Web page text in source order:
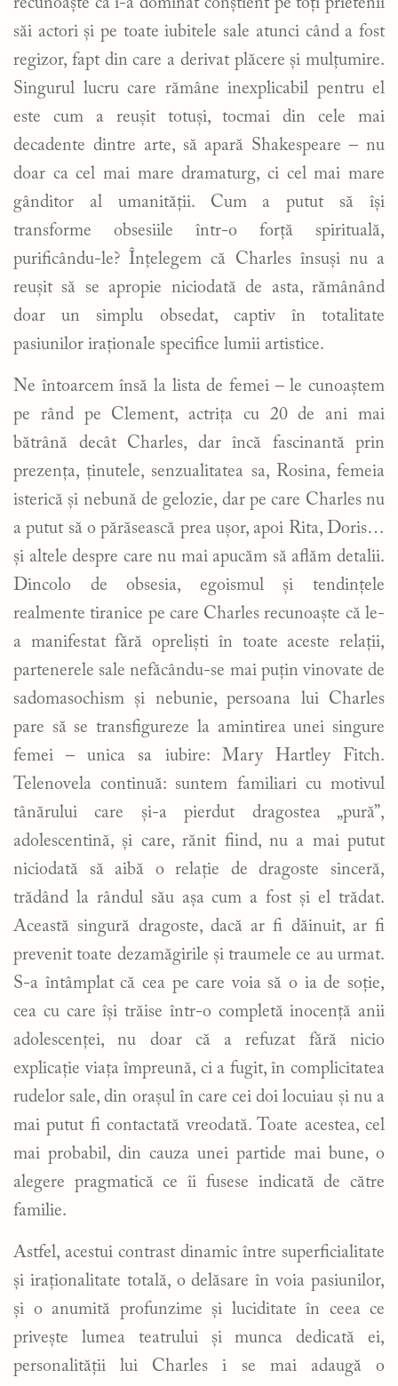
recunoaște că i-a dominat conștient pe toți prietenii
săi actori și pe toate iubitele sale atunci când a fost
regizor, fapt din care a derivat plăcere și mulțumire.
Singurul lucru care rămâne inexplicabil pentru el
este cum a reușit totuși, tocmai din cele mai
decadente dintre arte, să apară Shakespeare – nu
doar ca cel mai mare dramaturg, ci cel mai mare
gânditor al umanității. Cum a putut să își
transforme obsesiile într-o forță spirituală,
purificându-le? Înțelegem că Charles însuși nu a
reușit să se apropie niciodată de asta, rămânând
doar un simplu obsedat, captiv în totalitate
pasiunilor iraționale specifice lumii artistice.
Ne întoarcem însă la lista de femei – le cunoaștem
pe rând pe Clement, actrița cu 20 de ani mai
bătrână decât Charles, dar încă fascinantă prin
prezența, ținutele, senzualitatea sa, Rosina, femeia
isterică și nebună de gelozie, dar pe care Charles nu
a putut să o părăsească prea ușor, apoi Rita, Doris…
și altele despre care nu mai apucăm să aflăm detalii.
Dincolo de obsesia, egoismul și tendințele
realmente tiranice pe care Charles recunoaște că le-
a manifestat fără opreliști în toate aceste relații,
partenerele sale nefăcându-se mai puțin vinovate de
sadomasochism și nebunie, persoana lui Charles
pare să se transfigureze la amintirea unei singure
femei – unica sa iubire: Mary Hartley Fitch.
Telenovela continuă: suntem familiari cu motivul
tânărului care și-a pierdut dragostea „pură”,
adolescentină, și care, rănit fiind, nu a mai putut
niciodată să aibă o relație de dragoste sinceră,
trădând la rândul său așa cum a fost și el trădat.
Această singură dragoste, dacă ar fi dăinuit, ar fi
prevenit toate dezamăgirile și traumele ce au urmat.
S-a întâmplat că cea pe care voia să o ia de soție,
cea cu care își trăise într-o completă inocență anii
adolescenței, nu doar că a refuzat fără nicio
explicație viața împreună, ci a fugit, în complicitatea
rudelor sale, din orașul în care cei doi locuiau și nu a
mai putut fi contactată vreodată. Toate acestea, cel
mai probabil, din cauza unei partide mai bune, o
alegere pragmatică ce îi fusese indicată de către
familie.
Astfel, acestui contrast dinamic între superficialitate
și iraționalitate totală, o delăsare în voia pasiunilor,
și o anumită profunzime și luciditate în ceea ce
privește lumea teatrului și munca dedicată ei,
personalității lui Charles i se mai adaugă o